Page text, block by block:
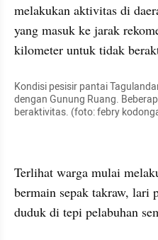
melakukan aktivitas di
yang masuk ke jarak
kilometer untuk tidak
Kondisi pesisir pantai
dengan Gunung Ruang.
beraktivitas. (foto: febry
Terlihat warga mulai
bermain sepak takraw, lari
duduk di tepi pelabuhan